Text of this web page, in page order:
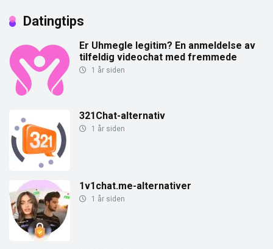
Datingtips
Er Uhmegle legitim? En anmeldelse av
tilfeldig videochat med fremmede
1 år siden
321Chat-alternativ
1 år siden
1v1chat.me-alternativer
1 år siden